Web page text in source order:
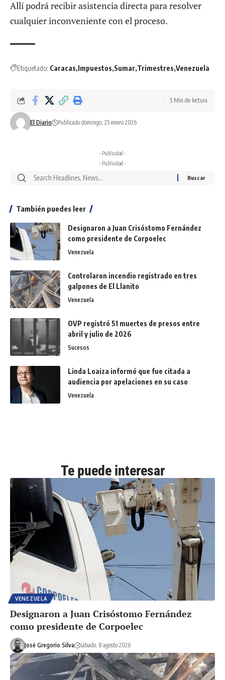
Allí podrá recibir asistencia directa para resolver
cualquier inconveniente con el proceso.
Etiquetado: Caracas Impuestos Sumar Trimestres Venezuela
El Diario Publicado domingo, 25 enero 2026
5 Min de lectura
- Publicidad -
- Publicidad -
También puedes leer
Designaron a Juan Crisóstomo Fernández
como presidente de Corpoelec
Venezuela
Controlaron incendio registrado en tres
galpones de El Llanito
Venezuela
OVP registró 51 muertes de presos entre
abril y julio de 2026
Sucesos
Linda Loaiza informó que fue citada a
audiencia por apelaciones en su caso
Venezuela
Te puede interesar
VENEZUELA
Designaron a Juan Crisóstomo Fernández
como presidente de Corpoelec
José Gregorio Silva sábado, 8 agosto 2026